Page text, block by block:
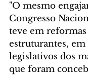
"O mesmo
Congresso
teve em
estruturantes, em
legislativos dos
que foram